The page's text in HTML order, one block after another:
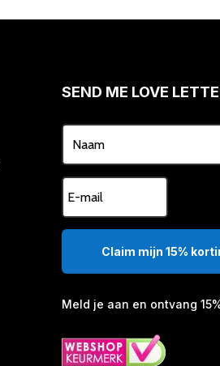
SEND ME LOVE
Claim mijn 15%
Meld je aan en ontvang